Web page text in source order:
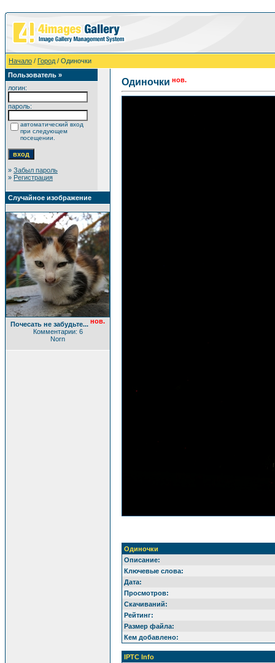
Начало / Город / Одиночки
Пользователь »
логин:
пароль:
автоматический вход
при следующем
посещении.
» Забыл пароль
» Регистрация
Случайное изображение
Почесать не забудьте... нов.
Комментарии: 6
Norn
Одиночки нов.
Одиночки
Описание:
Ключевые слова:
Дата:
Просмотров:
Скачиваний:
Рейтинг:
Размер файла:
Кем добавлено:
IPTC Info